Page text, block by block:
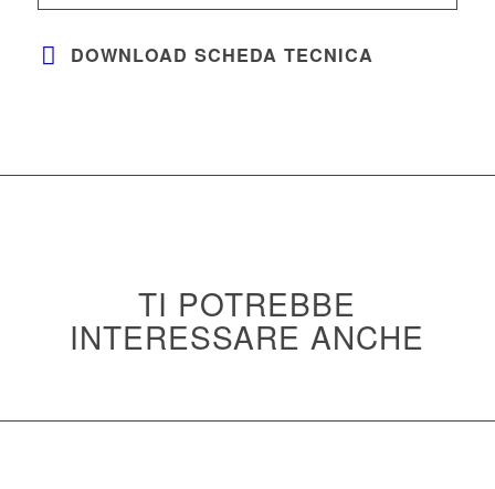
DOWNLOAD SCHEDA TECNICA
TI POTREBBE
INTERESSARE ANCHE